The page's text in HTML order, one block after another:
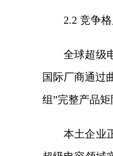
2.2 竞争
全球超级
国际厂商通过
组”完整产品
本土企业